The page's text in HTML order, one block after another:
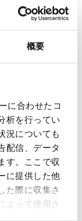
概要
に合わせたコ
析を行ってい
況についても
配信、データ
す。ここで収
に提供した他
た際に収集さ
よって使用さ